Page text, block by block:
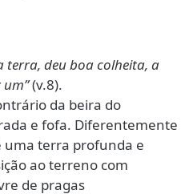
terra, deu boa colheita, a
(v.8).
da beira do
e fofa. Diferentemente
uma terra profunda e
ao terreno com
de pragas